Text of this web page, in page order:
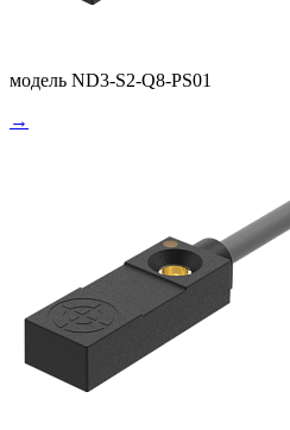
модель ND3-S2-Q8-PS01
→